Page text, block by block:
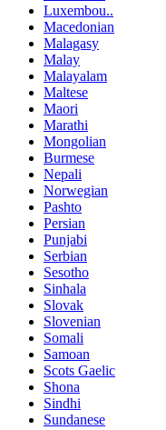
Luxembou..
Macedonian
Malagasy
Malay
Malayalam
Maltese
Maori
Marathi
Mongolian
Burmese
Nepali
Norwegian
Pashto
Persian
Punjabi
Serbian
Sesotho
Sinhala
Slovak
Slovenian
Somali
Samoan
Scots Gaelic
Shona
Sindhi
Sundanese